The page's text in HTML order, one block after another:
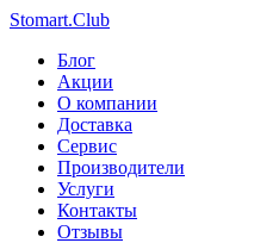
Stomart.Club
Блог
Акции
О компании
Доставка
Сервис
Производители
Услуги
Контакты
Отзывы